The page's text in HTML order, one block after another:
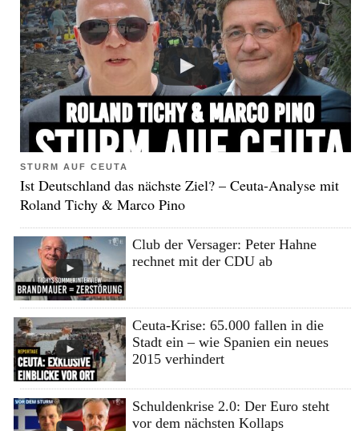
STURM AUF CEUTA
Ist Deutschland das nächste Ziel? – Ceuta-Analyse mit
Roland Tichy & Marco Pino
Club der Versager: Peter Hahne
rechnet mit der CDU ab
Ceuta-Krise: 65.000 fallen in die
Stadt ein – wie Spanien ein neues
2015 verhindert
Schuldenkrise 2.0: Der Euro steht
vor dem nächsten Kollaps